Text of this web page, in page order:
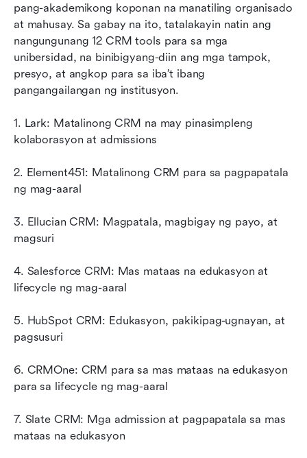
pang-akademikong koponan na manatiling organisado
at mahusay. Sa gabay na ito, tatalakayin natin ang
nangungunang 12 CRM tools para sa mga
unibersidad, na binibigyang-diin ang mga tampok,
presyo, at angkop para sa iba’t ibang
pangangailangan ng institusyon.
1. Lark: Matalinong CRM na may pinasimpleng
kolaborasyon at admissions
2. Element451: Matalinong CRM para sa pagpapatala
ng mag-aaral
3. Ellucian CRM: Magpatala, magbigay ng payo, at
magsuri
4. Salesforce CRM: Mas mataas na edukasyon at
lifecycle ng mag-aaral
5. HubSpot CRM: Edukasyon, pakikipag-ugnayan, at
pagsusuri
6. CRMOne: CRM para sa mas mataas na edukasyon
para sa lifecycle ng mag-aaral
7. Slate CRM: Mga admission at pagpapatala sa mas
mataas na edukasyon